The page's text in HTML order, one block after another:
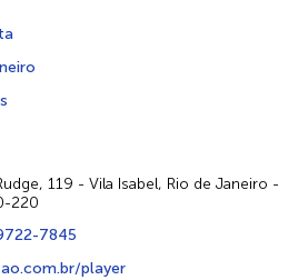
119 - Vila Isabel, Rio de Janeiro -
220
7845
player